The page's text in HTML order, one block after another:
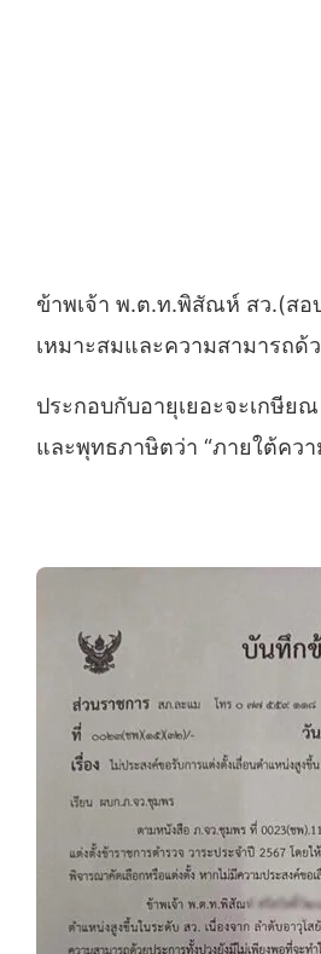
ข้าพเจ้า พ.ต.ท.พิสัณห์ สว.(สอ
เหมาะสมและความสามารถด้
ประกอบกับอายุเยอะจะเกษีย
และพุทธภาษิตว่า “ภายใต้คว